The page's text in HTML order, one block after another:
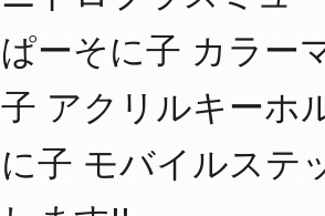
ぱーそに子 カラー
子 アクリルキーホ
に子 モバイルステ